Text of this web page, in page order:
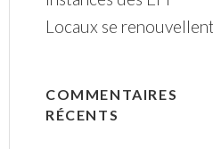
Locaux se renouvellent
COMMENTAIRES
RÉCENTS